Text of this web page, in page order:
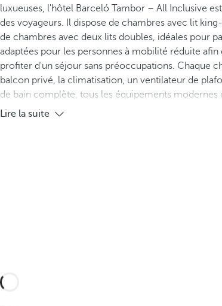
luxueuses, l'hôtel Barceló Tambor – All Inclusive
des voyageurs. Il dispose de chambres avec lit
de chambres avec deux lits doubles, idéales pour
adaptées pour les personnes à mobilité réduite
profiter d'un séjour sans préoccupations. Chaque
balcon privé, la climatisation, un ventilateur de
de bain complète, tous les équipements modernes
Lire la suite